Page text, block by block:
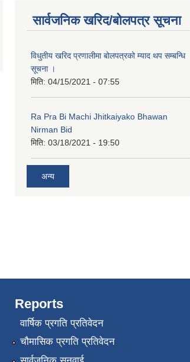
सार्वजनिक खरिद/बोलपत्र सूचना
विधुतीय खरिद प्रणालीमा बोलपत्रको म्याद थप सम्बन्धि
सूचना ।
मिति: 04/15/2021 - 07:55
Ra Pra Bi Machi Jhitkaiyako Bhawan
Nirman Bid
मिति: 03/18/2021 - 19:50
अन्य
Reports
वार्षिक प्रगति प्रतिवेदन
चौमासिक प्रगति प्रतिवेदन